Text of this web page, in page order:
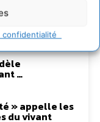
confidentialité
en faveur de
…
» appelle les
du vivant